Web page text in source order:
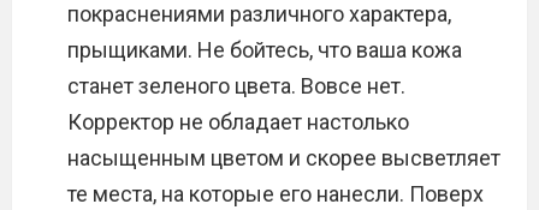
покраснениями различного характера,
прыщиками. Не бойтесь, что ваша кожа
станет зеленого цвета. Вовсе нет.
Корректор не обладает настолько
насыщенным цветом и скорее высветляет
те места, на которые его нанесли. Поверх